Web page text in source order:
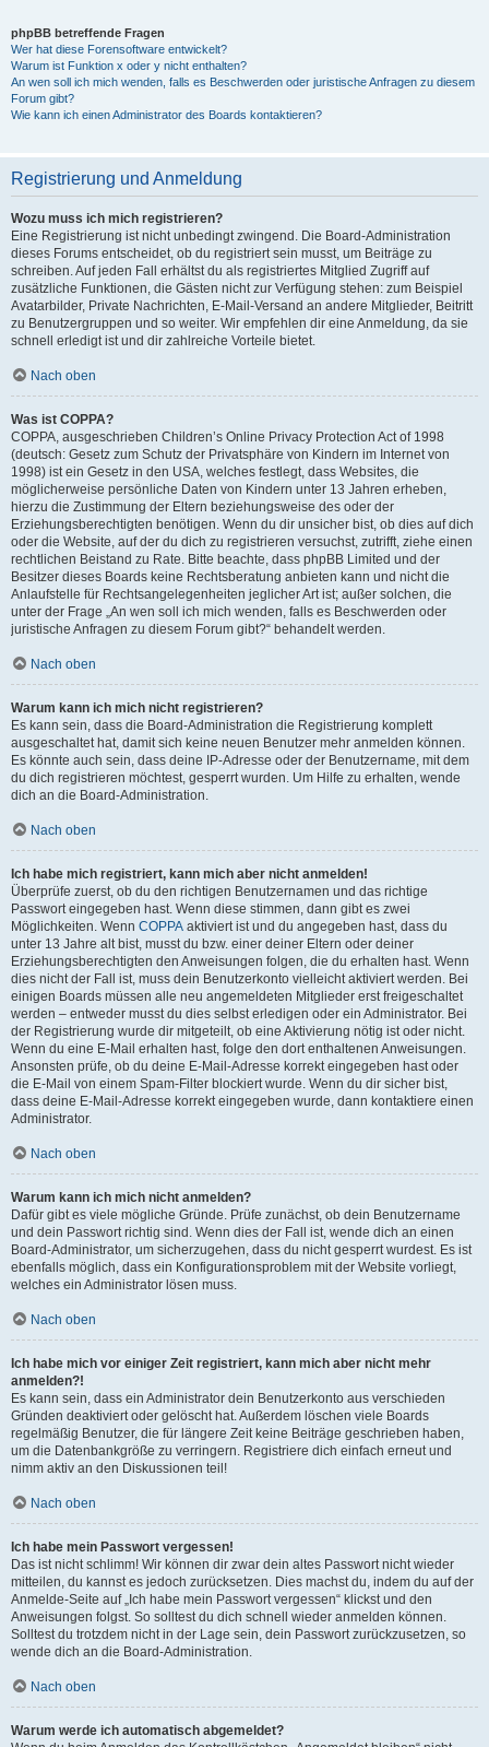
phpBB betreffende Fragen
Wer hat diese Forensoftware entwickelt?
Warum ist Funktion x oder y nicht enthalten?
An wen soll ich mich wenden, falls es Beschwerden oder juristische Anfragen zu diesem
Forum gibt?
Wie kann ich einen Administrator des Boards kontaktieren?
Registrierung und Anmeldung
Wozu muss ich mich registrieren?
Eine Registrierung ist nicht unbedingt zwingend. Die Board-Administration
dieses Forums entscheidet, ob du registriert sein musst, um Beiträge zu
schreiben. Auf jeden Fall erhältst du als registriertes Mitglied Zugriff auf
zusätzliche Funktionen, die Gästen nicht zur Verfügung stehen: zum Beispiel
Avatarbilder, Private Nachrichten, E-Mail-Versand an andere Mitglieder, Beitritt
zu Benutzergruppen und so weiter. Wir empfehlen dir eine Anmeldung, da sie
schnell erledigt ist und dir zahlreiche Vorteile bietet.
Nach oben
Was ist COPPA?
COPPA, ausgeschrieben Children’s Online Privacy Protection Act of 1998
(deutsch: Gesetz zum Schutz der Privatsphäre von Kindern im Internet von
1998) ist ein Gesetz in den USA, welches festlegt, dass Websites, die
möglicherweise persönliche Daten von Kindern unter 13 Jahren erheben,
hierzu die Zustimmung der Eltern beziehungsweise des oder der
Erziehungsberechtigten benötigen. Wenn du dir unsicher bist, ob dies auf dich
oder die Website, auf der du dich zu registrieren versuchst, zutrifft, ziehe einen
rechtlichen Beistand zu Rate. Bitte beachte, dass phpBB Limited und der
Besitzer dieses Boards keine Rechtsberatung anbieten kann und nicht die
Anlaufstelle für Rechtsangelegenheiten jeglicher Art ist; außer solchen, die
unter der Frage „An wen soll ich mich wenden, falls es Beschwerden oder
juristische Anfragen zu diesem Forum gibt?“ behandelt werden.
Nach oben
Warum kann ich mich nicht registrieren?
Es kann sein, dass die Board-Administration die Registrierung komplett
ausgeschaltet hat, damit sich keine neuen Benutzer mehr anmelden können.
Es könnte auch sein, dass deine IP-Adresse oder der Benutzername, mit dem
du dich registrieren möchtest, gesperrt wurden. Um Hilfe zu erhalten, wende
dich an die Board-Administration.
Nach oben
Ich habe mich registriert, kann mich aber nicht anmelden!
Überprüfe zuerst, ob du den richtigen Benutzernamen und das richtige
Passwort eingegeben hast. Wenn diese stimmen, dann gibt es zwei
Möglichkeiten. Wenn COPPA aktiviert ist und du angegeben hast, dass du
unter 13 Jahre alt bist, musst du bzw. einer deiner Eltern oder deiner
Erziehungsberechtigten den Anweisungen folgen, die du erhalten hast. Wenn
dies nicht der Fall ist, muss dein Benutzerkonto vielleicht aktiviert werden. Bei
einigen Boards müssen alle neu angemeldeten Mitglieder erst freigeschaltet
werden – entweder musst du dies selbst erledigen oder ein Administrator. Bei
der Registrierung wurde dir mitgeteilt, ob eine Aktivierung nötig ist oder nicht.
Wenn du eine E-Mail erhalten hast, folge den dort enthaltenen Anweisungen.
Ansonsten prüfe, ob du deine E-Mail-Adresse korrekt eingegeben hast oder
die E-Mail von einem Spam-Filter blockiert wurde. Wenn du dir sicher bist,
dass deine E-Mail-Adresse korrekt eingegeben wurde, dann kontaktiere einen
Administrator.
Nach oben
Warum kann ich mich nicht anmelden?
Dafür gibt es viele mögliche Gründe. Prüfe zunächst, ob dein Benutzername
und dein Passwort richtig sind. Wenn dies der Fall ist, wende dich an einen
Board-Administrator, um sicherzugehen, dass du nicht gesperrt wurdest. Es ist
ebenfalls möglich, dass ein Konfigurationsproblem mit der Website vorliegt,
welches ein Administrator lösen muss.
Nach oben
Ich habe mich vor einiger Zeit registriert, kann mich aber nicht mehr
anmelden?!
Es kann sein, dass ein Administrator dein Benutzerkonto aus verschieden
Gründen deaktiviert oder gelöscht hat. Außerdem löschen viele Boards
regelmäßig Benutzer, die für längere Zeit keine Beiträge geschrieben haben,
um die Datenbankgröße zu verringern. Registriere dich einfach erneut und
nimm aktiv an den Diskussionen teil!
Nach oben
Ich habe mein Passwort vergessen!
Das ist nicht schlimm! Wir können dir zwar dein altes Passwort nicht wieder
mitteilen, du kannst es jedoch zurücksetzen. Dies machst du, indem du auf der
Anmelde-Seite auf „Ich habe mein Passwort vergessen“ klickst und den
Anweisungen folgst. So solltest du dich schnell wieder anmelden können.
Solltest du trotzdem nicht in der Lage sein, dein Passwort zurückzusetzen, so
wende dich an die Board-Administration.
Nach oben
Warum werde ich automatisch abgemeldet?